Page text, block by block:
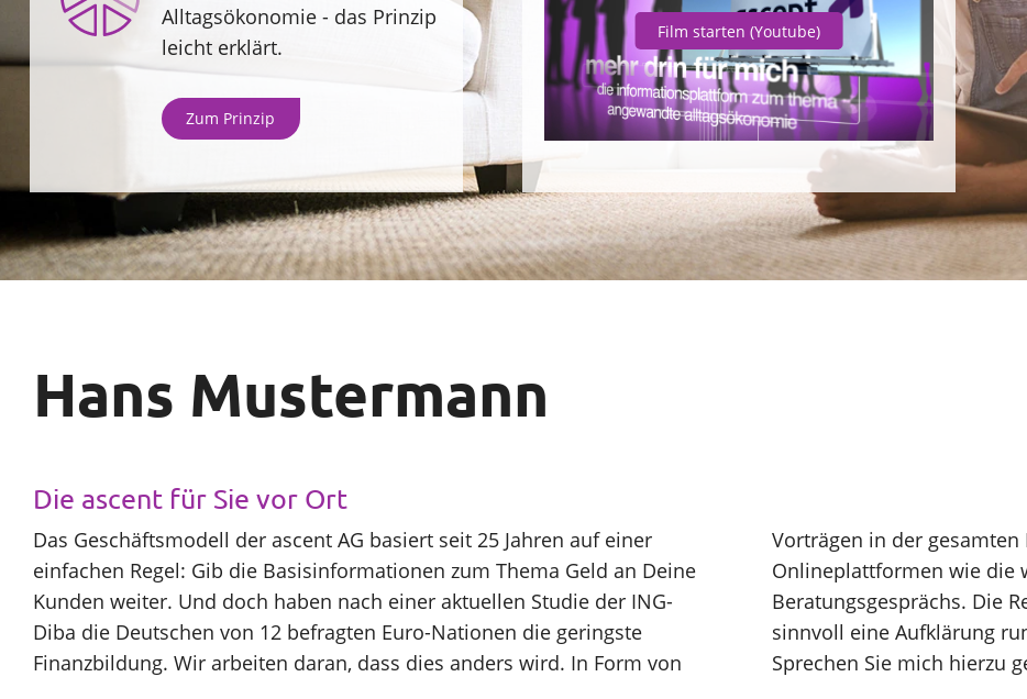
Sparen
Unternehmen
SparpotenzialCheck
Alltagsökonomie - das Prinzip
leicht erklärt.
Zum Prinzip
Sie
Ihr
Thema
Versicherung
und
Und
entdecken
Sie
Ihre
Spar-
und
Film starten (Youtube)
Hans Mustermann
Die ascent für Sie vor Ort
Das Geschäftsmodell der ascent AG basiert seit 25 Jahren auf einer
einfachen Regel: Gib die Basisinformationen zum Thema Geld an Deine
Kunden weiter. Und doch haben nach einer aktuellen Studie der ING-
Diba die Deutschen von 12 befragten Euro-Nationen die geringste
Finanzbildung. Wir arbeiten daran, dass dies anders wird. In Form von
Vorträgen in der gesamten Bundesrepublik. In Form von
Onlineplattformen wie die www.ascent.de und in Form des persönlichen
Beratungsgesprächs. Die Reaktion unserer Kunden zeigt uns täglich, wie
sinnvoll eine Aufklärung rund um das Thema Finanzen noch immer ist.
Sprechen Sie mich hierzu